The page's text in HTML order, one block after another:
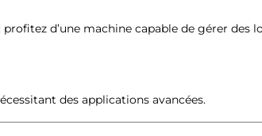
d’une machine capable de gérer des
des applications avancées.